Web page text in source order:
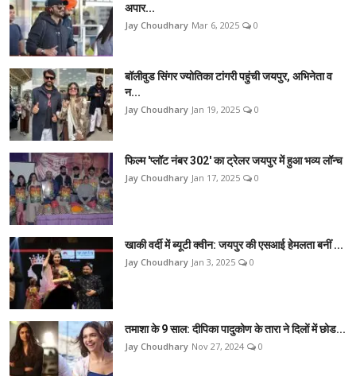
अपार...
Jay Choudhary Mar 6, 2025 0
बॉलीवुड सिंगर ज्योतिका टांगरी पहुंची जयपुर, अभिनेता व
न...
Jay Choudhary Jan 19, 2025 0
फिल्म 'प्लॉट नंबर 302' का ट्रेलर जयपुर में हुआ भव्य लॉन्च
Jay Choudhary Jan 17, 2025 0
खाकी वर्दी में ब्यूटी क्वीन: जयपुर की एसआई हेमलता बनीं ...
Jay Choudhary Jan 3, 2025 0
तमाशा के 9 साल: दीपिका पादुकोण के तारा ने दिलों में छोड...
Jay Choudhary Nov 27, 2024 0